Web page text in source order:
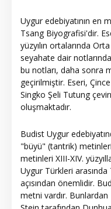
Uygur edebiyatının en
Tsang Biyografisi'dir.
yüzyılın ortalarında
seyahate dair
bu notları, daha sonra
geçirilmiştir. Eseri,
Singko Şeli Tutung
oluşmaktadır.
Budist Uygur
"büyü" (tantrik)
metinleri XIII-XIV.
Uygur Türkleri
açısından önemlidir.
metni vardır.